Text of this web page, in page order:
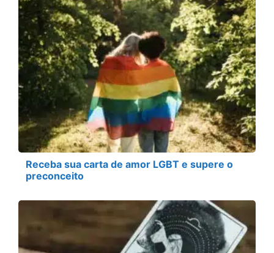
Receba sua carta de amor LGBT e supere o
preconceito